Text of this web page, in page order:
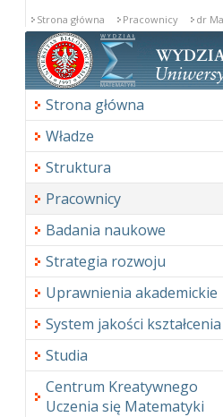
Strona główna Pracownicy dr
Strona główna
Władze
Struktura
Pracownicy
Badania naukowe
Strategia rozwoju
Uprawnienia akademickie
System jakości kształcenia
Studia
Centrum Kreatywnego
Uczenia się Matematyki